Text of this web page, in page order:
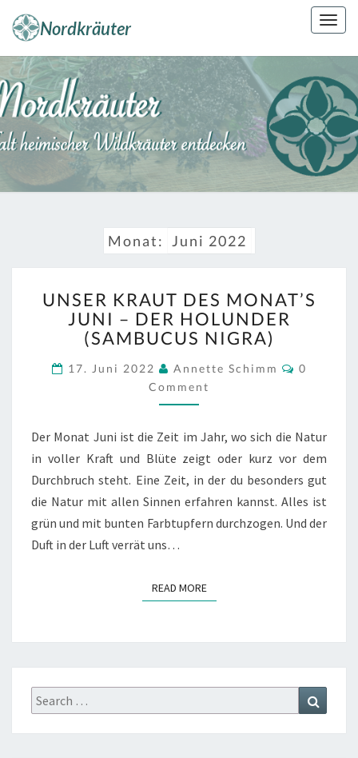
content
Kräuterkunde
Erleben
Monat: Juni 2022
KRAUT
DES
MONAT’S
–
DER
HOLUNDER
NIGRA)
UNSER KRAUT DES MONAT’S
JUNI – DER HOLUNDER
(SAMBUCUS NIGRA)
17. Juni 2022 Annette Schimm
0
Comment
Der Monat Juni ist die Zeit im Jahr, wo sich die Natur
in voller Kraft und Blüte zeigt oder kurz vor dem
Durchbruch steht. Eine Zeit, in der du besonders gut
die Natur mit allen Sinnen erfahren kannst. Alles ist
grün und mit bunten Farbtupfern durchzogen. Und der
Duft in der Luft verrät uns…
READ MOREREAD MORE
Search
for: